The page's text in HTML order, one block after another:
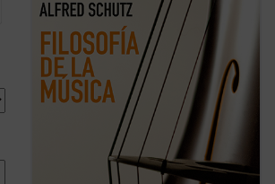
Este libro reúne, por primera vez en
español, todos los textos sobre música de
Alfred Schutz, uno de los grandes
nombres de la sociología del siglo XX. En
ellos no solo analiza lo que sentimos
cuando escuchamos una melodía,
también explora ...(ver ficha)